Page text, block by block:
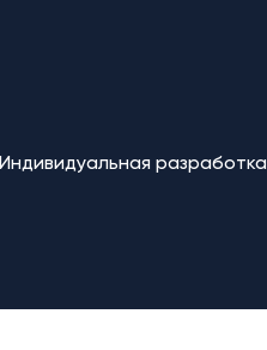
Индивидуальная разработка